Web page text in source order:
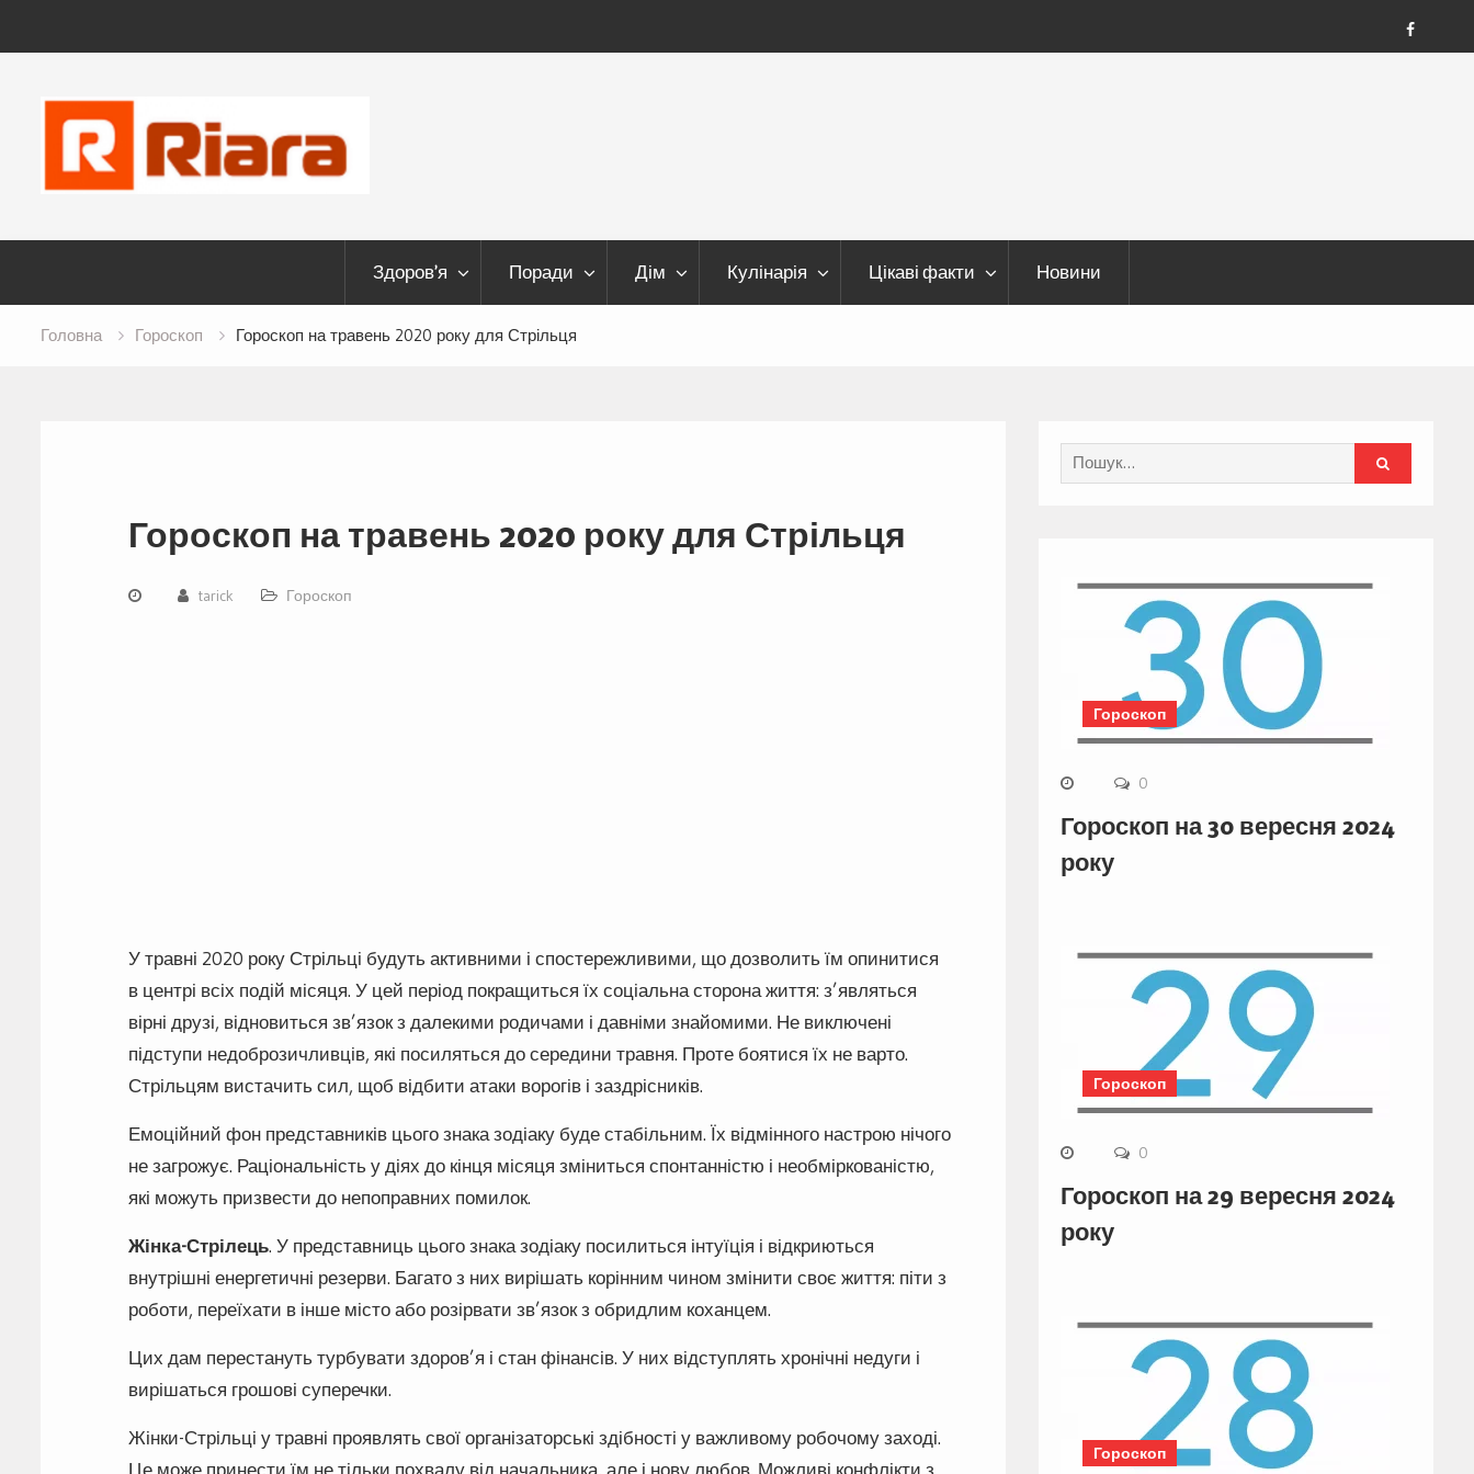
FB
content
Здоров’я Поради Дім Кулінарія Цікаві факти Новини
Головна Гороскоп Гороскоп на травень 2020 року для Стрільця
Гороскоп на травень 2020 року для Стрільця
tarick Гороскоп
У травні 2020 року Стрільці будуть активними і спостережливими, що дозволить їм опинитися
в центрі всіх подій місяця. У цей період покращиться їх соціальна сторона життя: з’являться
вірні друзі, відновиться зв’язок з далекими родичами і давніми знайомими. Не виключені
підступи недоброзичливців, які посиляться до середини травня. Проте боятися їх не варто.
Стрільцям вистачить сил, щоб відбити атаки ворогів і заздрісників.
Емоційний фон представників цього знака зодіаку буде стабільним. Їх відмінного настрою нічого
не загрожує. Раціональність у діях до кінця місяця зміниться спонтанністю і необміркованістю,
які можуть призвести до непоправних помилок.
Жінка-Стрілець. У представниць цього знака зодіаку посилиться інтуїція і відкриються
внутрішні енергетичні резерви. Багато з них вирішать корінним чином змінити своє життя: піти з
роботи, переїхати в інше місто або розірвати зв’язок з обридлим коханцем.
Цих дам перестануть турбувати здоров’я і стан фінансів. У них відступлять хронічні недуги і
вирішаться грошові суперечки.
Жінки-Стрільці у травні проявлять свої організаторські здібності у важливому робочому заході.
Це може принести їм не тільки похвалу від начальника, але і нову любов. Можливі конфлікти з
Search
for:
Гороскоп
0
Гороскоп на 30 вересня 2024
року
Гороскоп
0
Гороскоп на 29 вересня 2024
року
Гороскоп